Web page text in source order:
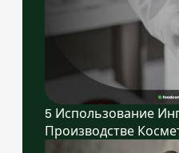
5 Использование
Производстве